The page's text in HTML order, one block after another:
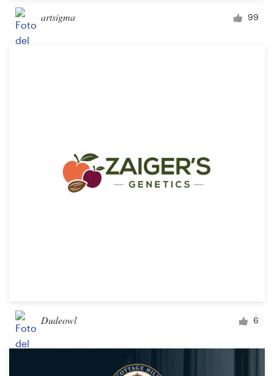
artsigma 99
Dudeowl 6